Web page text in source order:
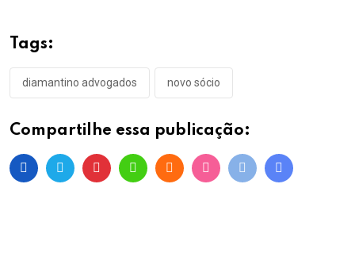
Tags:
diamantino advogados novo sócio
Compartilhe essa publicação: